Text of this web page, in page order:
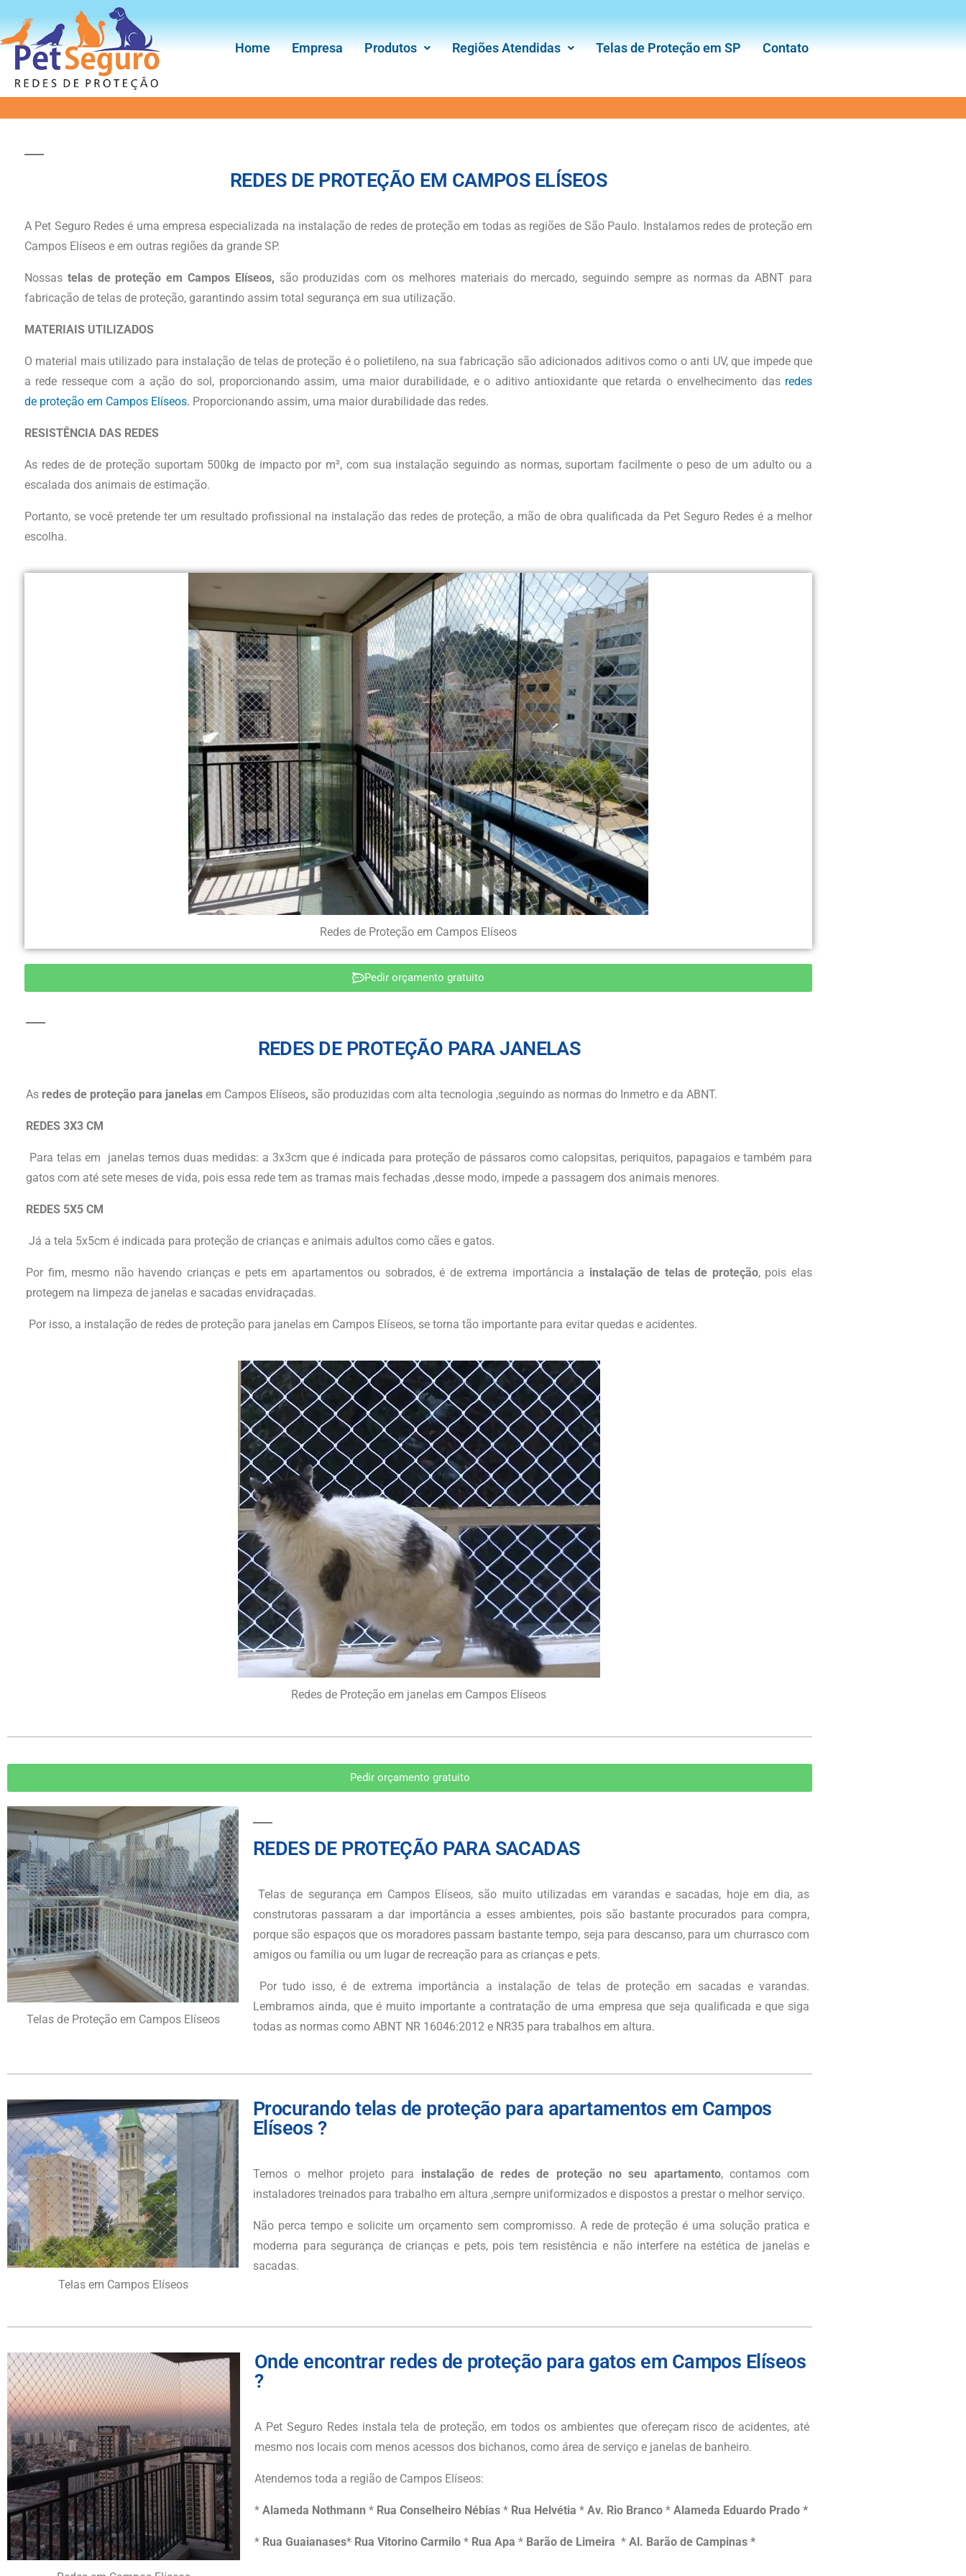
Home Empresa Produtos Regiões Atendidas Telas de Proteção em SP Contato
REDES DE PROTEÇÃO EM CAMPOS ELÍSEOS
A Pet Seguro Redes é uma empresa especializada na instalação de redes de proteção em todas as regiões de São Paulo. Instalamos redes de proteção em
Campos Elíseos e em outras regiões da grande SP.
Nossas telasde proteção em Campos Elíseos, são produzidas com os melhores materiais do mercado, seguindo sempre as normas da ABNT para
fabricação de telas de proteção, garantindo assim total segurança em sua utilização.
MATERIAIS UTILIZADOS
O material mais utilizado para instalação de telas de proteção é o polietileno, na sua fabricação são adicionados aditivos como o anti UV, que impede que
a rede resseque com a ação do sol, proporcionando assim, uma maior durabilidade, e o aditivo antioxidante que retarda o envelhecimento das redes
de proteção em Campos Elíseos. Proporcionando assim, uma maior durabilidade das redes.
RESISTÊNCIA DAS REDES
As redes de de proteção suportam 500kg de impacto por m², com sua instalação seguindo as normas, suportam facilmente o peso de um adulto ou a
escalada dos animais de estimação.
Portanto, se você pretende ter um resultado profissional na instalação das redes de proteção, a mão de obra qualificada da Pet Seguro Redes é a melhor
escolha.
Redes de Proteção em Campos Elíseos
Pedir orçamento gratuito
REDES DE PROTEÇÃO PARA JANELAS
As redes de proteção para janelas em Campos Elíseos, são produzidas com alta tecnologia ,seguindo as normas do Inmetro e da ABNT.
REDES 3X3 CM
Para telas em janelas temos duas medidas: a 3x3cm que é indicada para proteção de pássaros como calopsitas, periquitos, papagaios e também para
gatos com até sete meses de vida, pois essa rede tem as tramas mais fechadas ,desse modo, impede a passagem dos animais menores.
REDES 5X5 CM
Já a tela 5x5cm é indicada para proteção de crianças e animais adultos como cães e gatos.
Por fim, mesmo não havendo crianças e pets em apartamentos ou sobrados, é de extrema importância a instalação de telas de proteção, pois elas
protegem na limpeza de janelas e sacadas envidraçadas.
Por isso, a instalação de redes de proteção para janelas em Campos Elíseos, se torna tão importante para evitar quedas e acidentes.
Redes de Proteção em janelas em Campos Elíseos
Pedir orçamento gratuito
Telas de Proteção em Campos Elíseos
REDES DE PROTEÇÃO PARA SACADAS
Telas de segurança em Campos Elíseos, são muito utilizadas em varandas e sacadas, hoje em dia, as
construtoras passaram a dar importância a esses ambientes, pois são bastante procurados para compra,
porque são espaços que os moradores passam bastante tempo, seja para descanso, para um churrasco com
amigos ou família ou um lugar de recreação para as crianças e pets.
Por tudo isso, é de extrema importância a instalação de telas de proteção em sacadas e varandas.
Lembramos ainda, que é muito importante a contratação de uma empresa que seja qualificada e que siga
todas as normas como ABNT NR 16046:2012 e NR35 para trabalhos em altura.
Telas em Campos Elíseos
Procurando telas de proteção para apartamentos em Campos
Elíseos ?
Temos o melhor projeto para instalação de redes de proteção no seu apartamento, contamos com
instaladores treinados para trabalho em altura ,sempre uniformizados e dispostos a prestar o melhor serviço.
Não perca tempo e solicite um orçamento sem compromisso. A rede de proteção é uma solução pratica e
moderna para segurança de crianças e pets, pois tem resistência e não interfere na estética de janelas e
sacadas.
Onde encontrar redes de proteção para gatos em Campos Elíseos
?
A Pet Seguro Redes instala tela de proteção, em todos os ambientes que ofereçam risco de acidentes, até
mesmo nos locais com menos acessos dos bichanos, como área de serviço e janelas de banheiro.
Atendemos toda a região deCampos Elíseos:
*Alameda Nothmann * Rua Conselheiro Nébias* Rua Helvétia * Av. Rio Branco* Alameda Eduardo Prado *
* Rua Guaianases* Rua Vitorino Carmilo* Rua Apa * Barão de Limeira * Al. Barão de Campinas *